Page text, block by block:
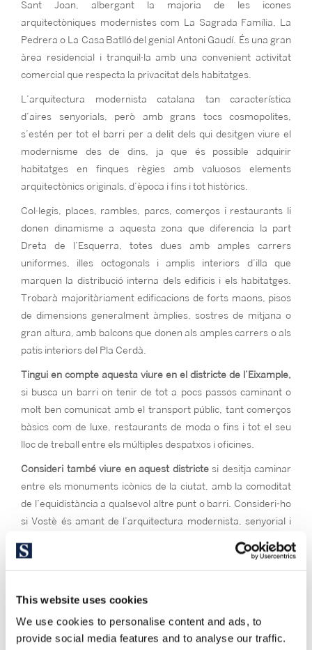
This website uses cookies
We use cookies to personalise content and ads, to
provide social media features and to analyse our traffic.
Sant Joan, albergant la majoria de les icones
arquitectòniques modernistes com La Sagrada Família, La
Pedrera o La Casa Batlló del genial Antoni Gaudí. És una gran
àrea residencial i tranquil·la amb una convenient activitat
comercial que respecta la privacitat dels habitatges.
L’arquitectura modernista catalana tan característica
d’aires senyorials, però amb grans tocs cosmopolites,
s’estén per tot el barri per a delit dels qui desitgen viure el
modernisme des de dins, ja que és possible adquirir
habitatges en finques règies amb valuosos elements
arquitectònics originals, d’època i fins i tot històrics.
Col·legis, places, rambles, parcs, comerços i restaurants li
donen dinamisme a aquesta zona que diferencia la part
Dreta de l’Esquerra, totes dues amb amples carrers
uniformes, illes octogonals i amplis interiors d’illa que
marquen la distribució interna dels edificis i els habitatges.
Trobarà majoritàriament edificacions de forts maons, pisos
de dimensions generalment àmplies, sostres de mitjana o
gran altura, amb balcons que donen als amples carrers o als
patis interiors del Pla Cerdà.
Tingui en compte aquesta viure en el districte de l’Eixample,
si busca un barri on tenir de tot a pocs passos caminant o
molt ben comunicat amb el transport públic, tant comerços
bàsics com de luxe, restaurants de moda o fins i tot el seu
lloc de treball entre els múltiples despatxos i oficines.
Consideri també viure en aquest districtesi desitja caminar
entre els monuments icònics de la ciutat, amb la comoditat
de l’equidistància a qualsevol altre punt o barri. Consideri-ho
si Vostè és amant de l’arquitectura modernista, senyorial i
Barcelona, on tot ocorre.